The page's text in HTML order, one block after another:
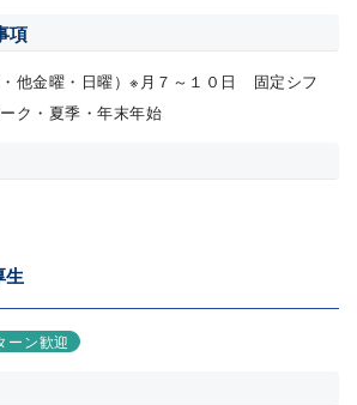
項
他金曜・日曜）※月７～１０日 固定シフ
ク・夏季・年末年始
生
ーン歓迎